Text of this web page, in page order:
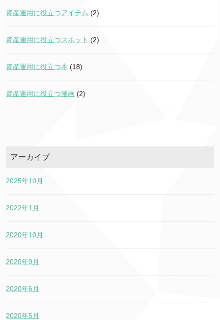
資産運用に役立つアイテム (2)
資産運用に役立つスポット (2)
資産運用に役立つ本 (18)
資産運用に役立つ漫画 (2)
アーカイブ
2025年10月
2022年1月
2020年10月
2020年9月
2020年6月
2020年5月